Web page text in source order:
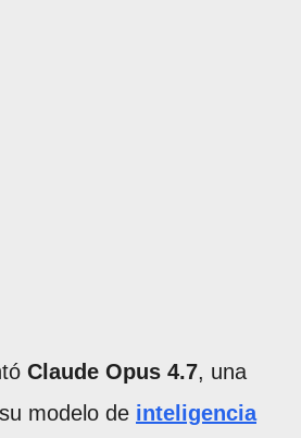
Claude Opus 4.7, una
modelo de inteligencia